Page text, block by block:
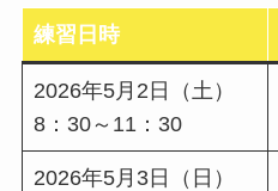
練習日時
2026年5月2日（土）
8：30～11：30
2026年5月3日（日）